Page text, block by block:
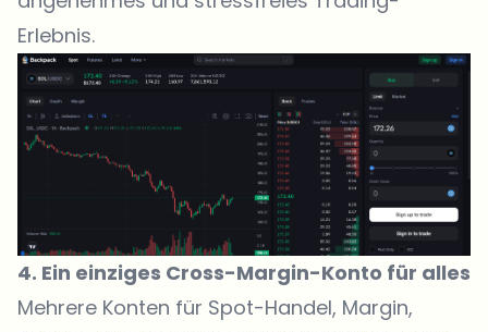
Erlebnis.
4. Ein einziges Cross-Margin-Konto für alles
Mehrere Konten für Spot-Handel, Margin,